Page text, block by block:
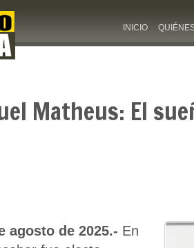
INICIO
Matheus: El
agosto de 2025.- En